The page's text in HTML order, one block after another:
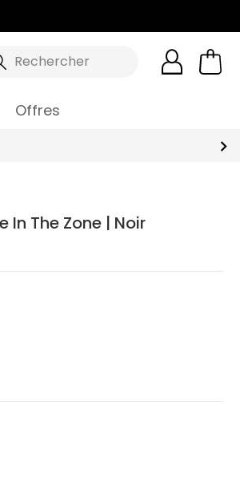
Rechercher
Offres
In The Zone | Noir